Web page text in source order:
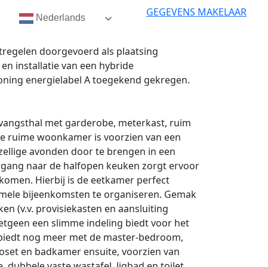
GEGEVENS MAKELAAR
doorgevoerd als plaatsing
installatie van een hybride
energielabel A toegekend gekregen.
met garderobe, meterkast, ruim
woonkamer is voorzien van een
avonden door te brengen in een
naar de halfopen keuken zorgt ervoor
Hierbij is de eetkamer perfect
bijeenkomsten te organiseren. Gemak
(v.v. provisiekasten en aansluiting
een slimme indeling biedt voor het
nog meer met de master-bedroom,
en badkamer ensuite, voorzien van
Nederlands